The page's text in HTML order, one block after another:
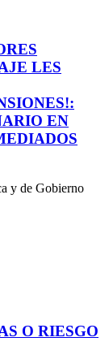
LES
EN
y de Gobierno
O RIESGO